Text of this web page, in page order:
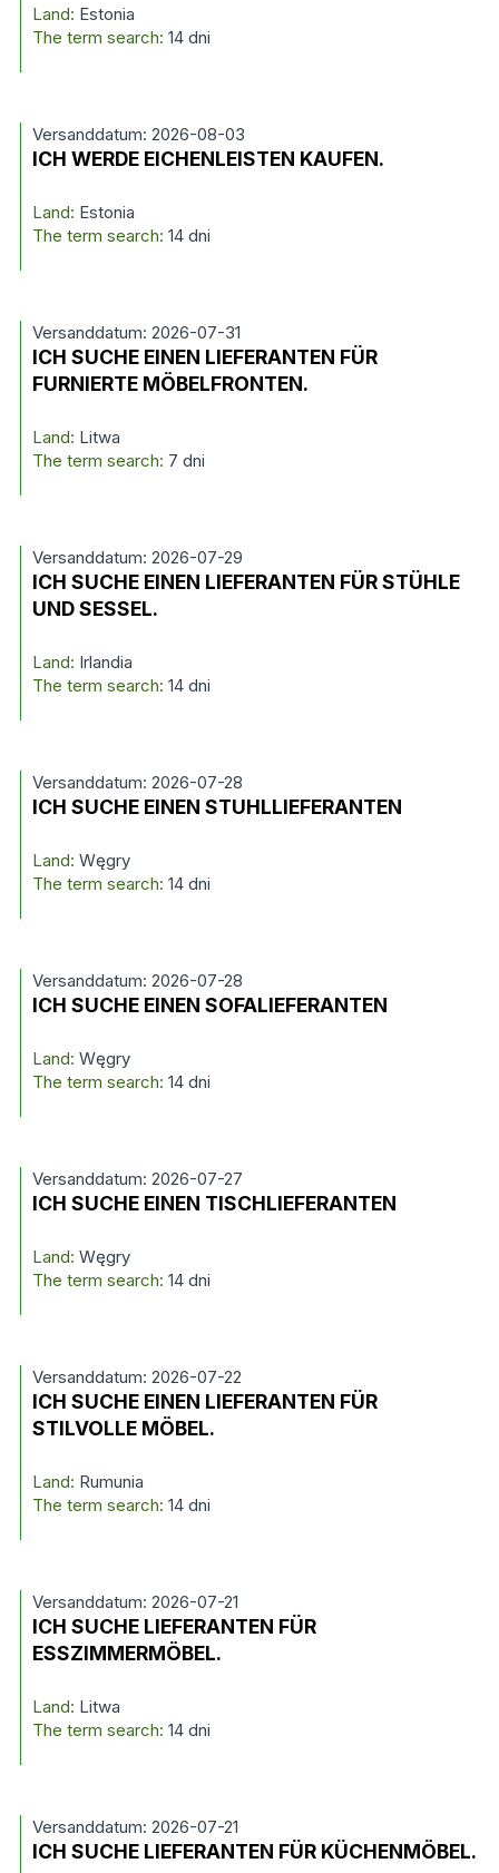
Land: Estonia
The term search: 14 dni
Versanddatum: 2026-08-03
ICH WERDE EICHENLEISTEN KAUFEN.
Land: Estonia
The term search: 14 dni
Versanddatum: 2026-07-31
ICH SUCHE EINEN LIEFERANTEN FÜR
FURNIERTE MÖBELFRONTEN.
Land: Litwa
The term search: 7 dni
Versanddatum: 2026-07-29
ICH SUCHE EINEN LIEFERANTEN FÜR STÜHLE
UND SESSEL.
Land: Irlandia
The term search: 14 dni
Versanddatum: 2026-07-28
ICH SUCHE EINEN STUHLLIEFERANTEN
Land: Węgry
The term search: 14 dni
Versanddatum: 2026-07-28
ICH SUCHE EINEN SOFALIEFERANTEN
Land: Węgry
The term search: 14 dni
Versanddatum: 2026-07-27
ICH SUCHE EINEN TISCHLIEFERANTEN
Land: Węgry
The term search: 14 dni
Versanddatum: 2026-07-22
ICH SUCHE EINEN LIEFERANTEN FÜR
STILVOLLE MÖBEL.
Land: Rumunia
The term search: 14 dni
Versanddatum: 2026-07-21
ICH SUCHE LIEFERANTEN FÜR
ESSZIMMERMÖBEL.
Land: Litwa
The term search: 14 dni
Versanddatum: 2026-07-21
ICH SUCHE LIEFERANTEN FÜR KÜCHENMÖBEL.